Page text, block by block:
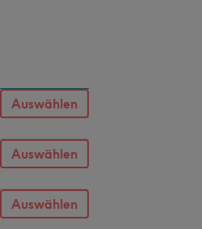
Auswählen
Auswählen
Auswählen